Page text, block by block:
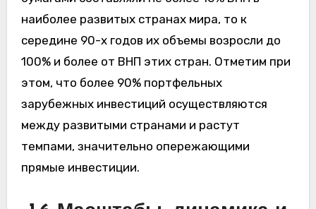
наиболее развитых странах мира, то к
середине 90-х годов их объемы возросли до
100% и более от ВНП этих стран. Отметим при
этом, что более 90% портфельных
зарубежных инвестиций осуществляются
между развитыми странами и растут
темпами, значительно опережающими
прямые инвестиции.